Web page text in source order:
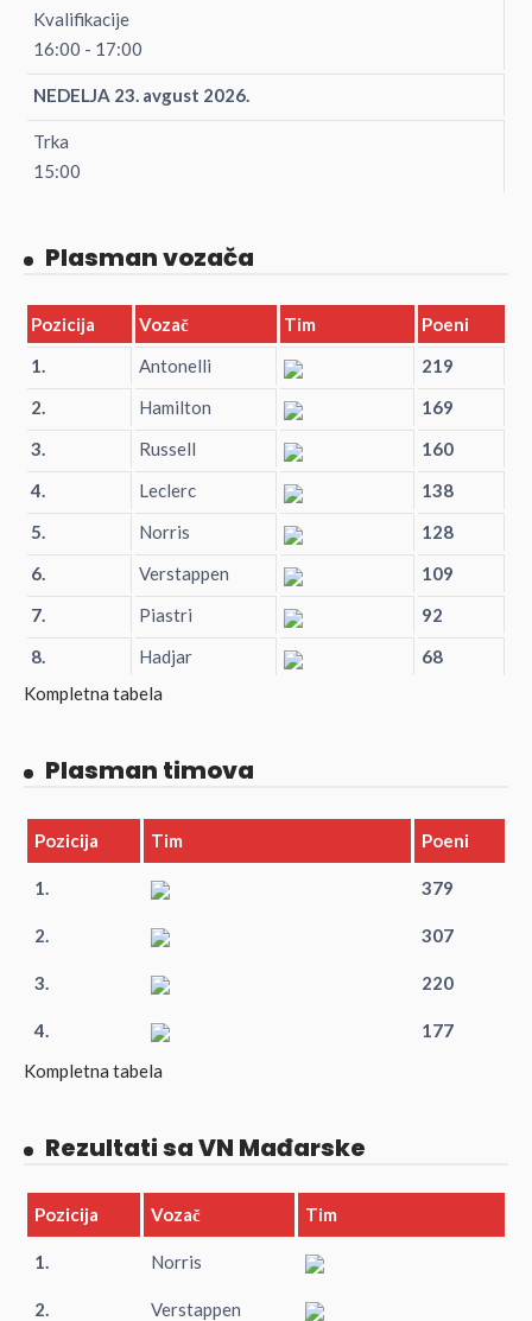
Kvalifikacije
16:00 - 17:00
NEDELJA 23. avgust 2026.
Trka
15:00
Plasman vozača
Pozicija Vozač Tim
Poeni
1.
Antonelli
219
2.
Hamilton
169
3.
Russell
160
4.
Leclerc
138
5.
Norris
128
6.
Verstappen
109
7.
Piastri
92
8.
Hadjar
68
Kompletna tabela
Plasman timova
Pozicija Tim Poeni
1. 379
2. 307
3. 220
4.
177
Kompletna tabela
Rezultati sa VN Mađarske
Pozicija Vozač Tim
1. Norris
2. Verstappen